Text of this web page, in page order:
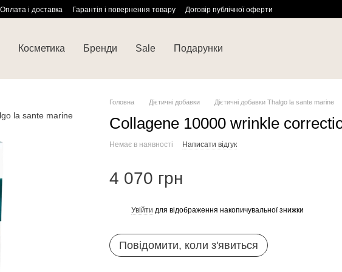
Оплата і доставка Гарантія і повернення товару Договір публічної оферти
Косметика Бренди Sale Подарунки
Головна Дієтичні добавки Дієтичні добавки Thalgo la sante marine
Collagene 10000 wrinkle
Немає в наявності Написати відгук
4 070 грн
Увійти для відображення накопичувальної знижки
Повідомити, коли з'явиться